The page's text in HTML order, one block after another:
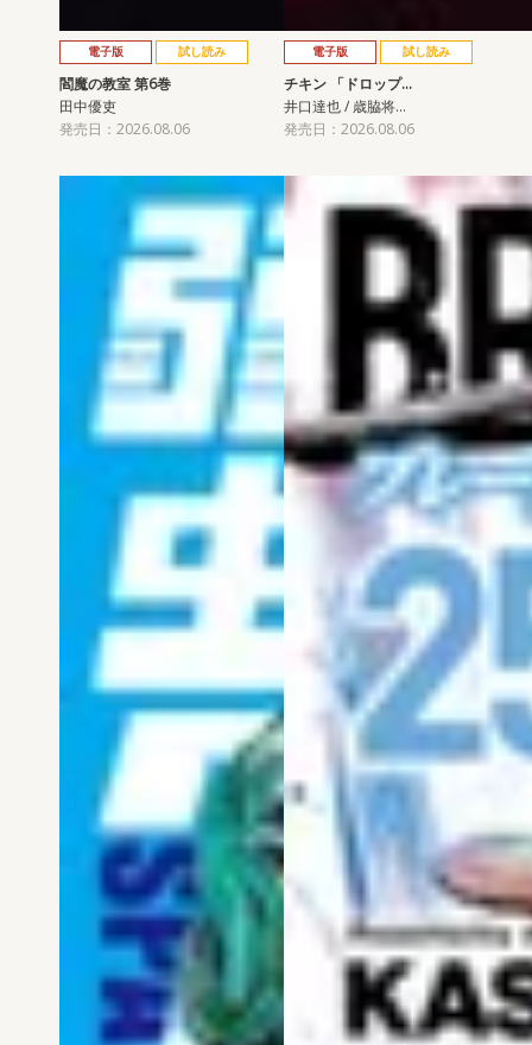
電子版 試し読み
閻魔の教室 第6巻
田中優吏
発売日：2026.08.06
電子版 試し読み
チキン 「ドロップ…
井口達也 / 歳脇将…
発売日：2026.08.06